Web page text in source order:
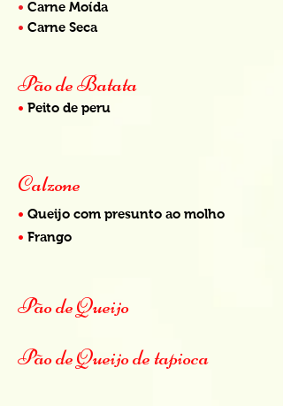
• Carne Moída
• Carne Seca
Pão de Batata
• Peito de peru
Calzone
• Queijo com presunto ao molho
• Frango
Pão de Queijo
Pão de Queijo de tapioca